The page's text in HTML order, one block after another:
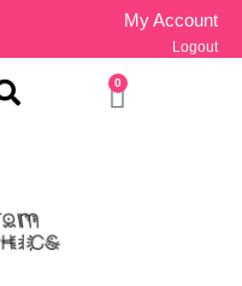
My Account
Logout
0